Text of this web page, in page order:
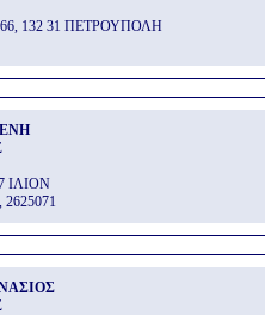
132 31 ΠΕΤΡΟΥΠΟΛΗ
ΙΛΙΟΝ
2625071